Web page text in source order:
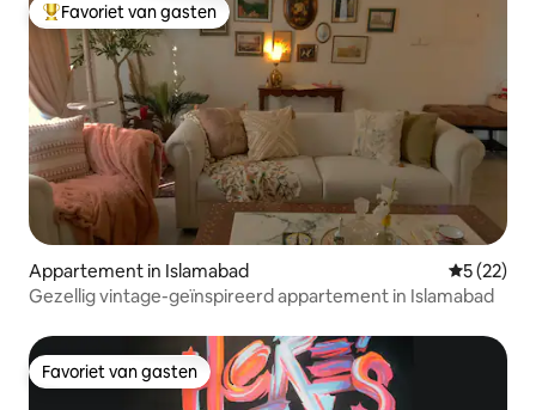
Topfavoriet van gasten
Favoriet van gasten
Appartement in Islamabad
5 (22)
Gezellig vintage-geïnspireerd appartement in Islamabad
Favoriet van gasten
Favoriet van gasten